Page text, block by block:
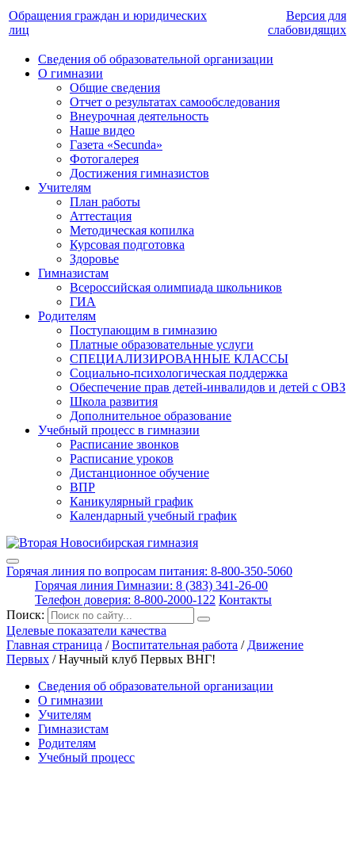
Обращения граждан и юридических
лиц
Версия для
слабовидящих
Сведения об образовательной организации
О гимназии
Общие сведения
Отчет о результатах самообследования
Внеурочная деятельность
Наше видео
Газета «Secunda»
Фотогалерея
Достижения гимназистов
Учителям
План работы
Аттестация
Методическая копилка
Курсовая подготовка
Здоровье
Гимназистам
Всероссийская олимпиада школьников
ГИА
Родителям
Поступающим в гимназию
Платные образовательные услуги
СПЕЦИАЛИЗИРОВАННЫЕ КЛАССЫ
Социально-психологическая поддержка
Обеспечение прав детей-инвалидов и детей с ОВЗ
Школа развития
Дополнительное образование
Учебный процесс в гимназии
Расписание звонков
Расписание уроков
Дистанционное обучение
ВПР
Каникулярный график
Календарный учебный график
Горячая линия по вопросам питания: 8-800-350-5060
Горячая линия Гимназии: 8 (383) 341-26-00
Телефон доверия: 8-800-2000-122 Контакты
Поиск:
Целевые показатели качества
Главная страница /Воспитательная работа / Движение
Первых /Научный клуб Первых ВНГ!
Сведения об образовательной организации
О гимназии
Учителям
Гимназистам
Родителям
Учебный процесс